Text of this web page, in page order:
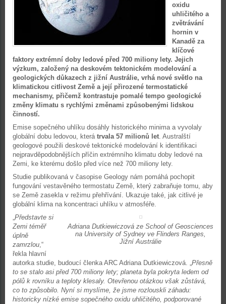
oxidu
uhličitého a
zvětrávání
hornin v
Kanadě za
klíčové
faktory extrémní doby ledové před 700 miliony lety. Jejich
výzkum, založený na deskovém tektonickém modelování a
geologických důkazech z jižní Austrálie, vrhá nové světlo na
klimatickou citlivost Země a její přirozené termostatické
mechanismy, přičemž kontrastuje pomalé tempo geologické
změny klimatu s rychlými změnami způsobenými lidskou
činností.
Emise sopečného uhlíku dosáhly historického minima a vyvolaly
globální dobu ledovou, která trvala 57 milionů let. Australští
geologové použili deskové tektonické modelování k identifikaci
nejpravděpodobnějších příčin extrémního klimatu doby ledové na
Zemi, ke kterému došlo před více než 700 miliony lety.
Studie publikovaná v časopise Geology nám pomáhá pochopit
fungování vestavěného termostatu Země, který zabraňuje tomu, aby
se Země zasekla v režimu přehřívání. Ukazuje také, jak citlivé je
globální klima na koncentraci uhlíku v atmosféře.
Adriana Dutkiewiczová ze School of Geosciences
na University of Sydney ve Flinders Ranges,
Jižní Austrálie
„Představte si
Zemi téměř
úplně
zamrzlou,“
řekla hlavní
autorka studie, budoucí členka ARC Adriana Dutkiewiczová. „Přesně
to se stalo asi před 700 miliony lety; planeta byla pokryta ledem od
pólů k rovníku a teploty klesaly. Otevřenou otázkou však zůstává,
co to způsobilo. Nyní si myslíme, že jsme rozlouskli záhadu:
historicky nízké emise sopečného oxidu uhličitého, podporované